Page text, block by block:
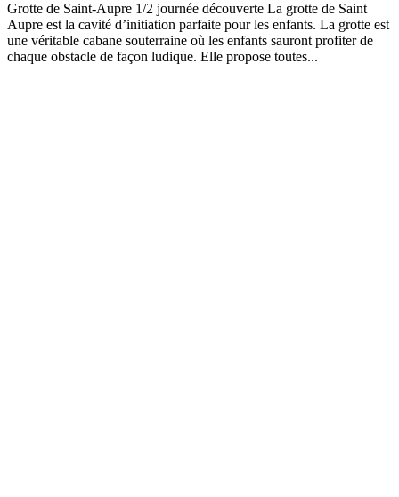
Grotte de Saint-Aupre 1/2 journée découverte La grotte de Saint
Aupre est la cavité d’initiation parfaite pour les enfants. La grotte est
une véritable cabane souterraine où les enfants sauront profiter de
chaque obstacle de façon ludique. Elle propose toutes...